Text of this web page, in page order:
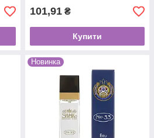
101,91 ₴
Купити
Новинка